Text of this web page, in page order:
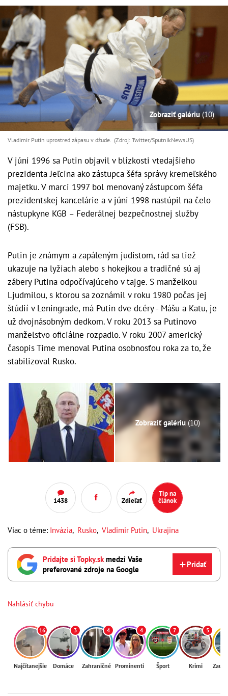
Zobraziť galériu(10)
Vladimir Putin uprostred zápasu v džude. (Zdroj: Twitter/SputnikNewsUS)
V júni 1996 sa Putin objavil v blízkosti vtedajšieho
prezidenta Jeľcina ako zástupca šéfa správy kremeľského
majetku. V marci 1997 bol menovaný zástupcom šéfa
prezidentskej kancelárie a v júni 1998 nastúpil na čelo
nástupkyne KGB – Federálnej bezpečnostnej služby
(FSB).
Putin je známym a zapáleným judistom, rád sa tiež
ukazuje na lyžiach alebo s hokejkou a tradičné sú aj
zábery Putina odpočívajúceho v tajge. S manželkou
Ljudmilou, s ktorou sa zoznámil v roku 1980 počas jej
štúdií v Leningrade, má Putin dve dcéry - Mášu a Katu, je
už dvojnásobným dedkom. V roku 2013 sa Putinovo
manželstvo oficiálne rozpadlo. V roku 2007 americký
časopis Time menoval Putina osobnosťou roka za to, že
stabilizoval Rusko.
Zobraziť galériu (10)
1438 Zdieľať
Tip na
článok
Viac o téme: Invázia, Rusko, Vladimir Putin, Ukrajina
Pridajte si Topky.sk medzi Vaše
preferované zdroje na Google
Pridať
Nahlásiť chybu
16
Najčítanejšie
3
Domáce
4
Zahraničné
4
Prominenti
7
Šport
5
Krimi